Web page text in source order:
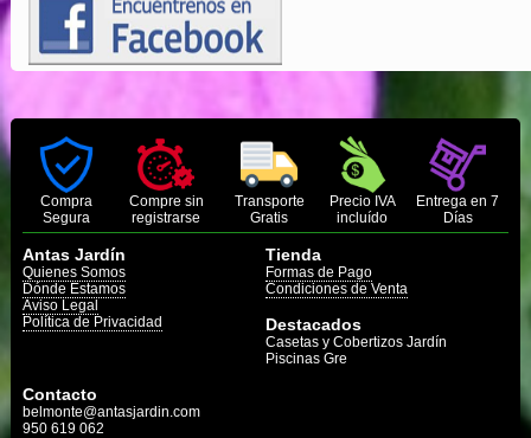
Compra
Segura
Compre sin
registrarse
Transporte
Gratis
Precio IVA
incluído
Entrega en 7
Días
Antas Jardín
Quienes Somos
Dónde Estamos
Aviso Legal
Política de Privacidad
Tienda
Formas de Pago
Condiciones de Venta
Destacados
Casetas y Cobertizos Jardín
Piscinas Gre
Contacto
belmonte@antasjardin.com
950 619 062